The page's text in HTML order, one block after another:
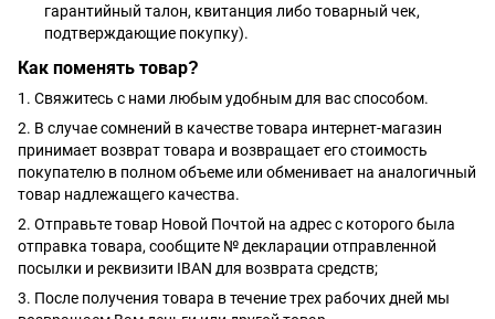
гарантийный талон, квитанция либо товарный чек,
подтверждающие покупку).
Как поменять товар?
1. Свяжитесь с нами любым удобным для вас способом.
2. В случае сомнений в качестве товара интернет-магазин
принимает возврат товара и возвращает его стоимость
покупателю в полном объеме или обменивает на аналогичный
товар надлежащего качества.
2. Отправьте товар Новой Почтой на адрес с которого была
отправка товара, сообщите № декларации отправленной
посылки и реквизити IBAN для возврата средств;
3. После получения товара в течение трех рабочих дней мы